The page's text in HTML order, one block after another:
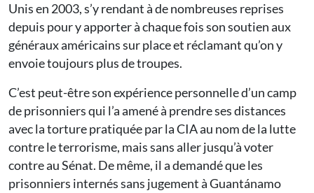
Unis en 2003, s’y rendant à de nombreuses reprises
depuis pour y apporter à chaque fois son soutien aux
généraux américains sur place et réclamant qu’on y
envoie toujours plus de troupes.
C’est peut-être son expérience personnelle d’un camp
de prisonniers qui l’a amené à prendre ses distances
avec la torture pratiquée par la CIA au nom de la lutte
contre le terrorisme, mais sans aller jusqu’à voter
contre au Sénat. De même, il a demandé que les
prisonniers internés sans jugement à Guantánamo